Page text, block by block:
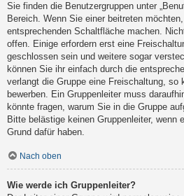
Sie finden die Benutzergruppen unter
Bereich. Wenn Sie einer beitreten
entsprechenden Schaltfläche machen.
offen. Einige erfordern erst eine
geschlossen sein und weitere sogar
können Sie ihr einfach durch die
verlangt die Gruppe eine Freischaltung, so
bewerben. Ein Gruppenleiter muss
könnte fragen, warum Sie in die Gruppe
Bitte belästige keinen Gruppenleiter, wenn
Grund dafür haben.
Nach oben
Wie werde ich Gruppenleiter?